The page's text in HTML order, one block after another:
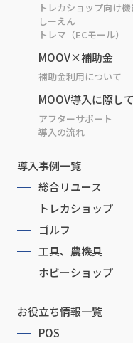
トレカショップ向け
しーえん
トレマ（ECモール）
MOOV×補助金
補助金利用について
MOOV導入に際して
アフターサポート
導入の流れ
導入事例一覧
総合リユース
トレカショップ
ゴルフ
工具、農機具
ホビーショップ
お役立ち情報一覧
POS